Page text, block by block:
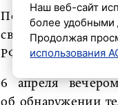
Полиция
своему коллеге-
РФ.
6 апреля
об обнаружении
Наш веб-сайт
более удобными
Продолжая
использования